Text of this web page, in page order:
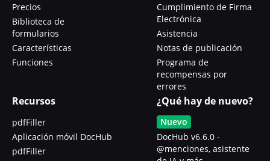
Precios
Biblioteca de
formularios
Características
Funciones
Cumplimiento de Firma
Electrónica
Asistencia
Notas de publicación
Programa de
recompensas por
errores
Recursos
pdfFiller
Aplicación móvil DocHub
pdfFiller
¿Qué hay de nuevo?
Nuevo
DocHub v6.6.0 -
@menciones, asistente